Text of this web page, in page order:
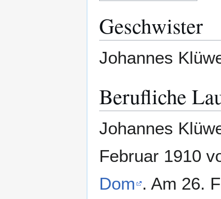
Geschwister
Johannes
Berufliche
Johannes
Februar 1910
Dom . Am 26.